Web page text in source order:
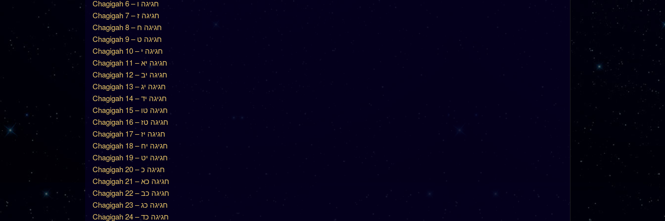
Chagigah 6 – חגיגה ו
Chagigah 7 – חגיגה ז
Chagigah 8 – חגיגה ח
Chagigah 9 – חגיגה ט
Chagigah 10 – חגיגה י
Chagigah 11 – חגיגה יא
Chagigah 12 – חגיגה יב
Chagigah 13 – חגיגה יג
Chagigah 14 – חגיגה יד
Chagigah 15 – חגיגה טו
Chagigah 16 – חגיגה טז
Chagigah 17 – חגיגה יז
Chagigah 18 – חגיגה יח
Chagigah 19 – חגיגה יט
Chagigah 20 – חגיגה כ
Chagigah 21 – חגיגה כא
Chagigah 22 – חגיגה כב
Chagigah 23 – חגיגה כג
Chagigah 24 – חגיגה כד